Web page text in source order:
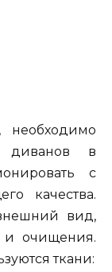
необходимо
диванов в
с
качества.
вид,
и очищения.
ткани: